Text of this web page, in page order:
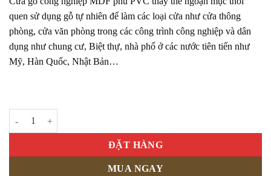
quen sử dụng gỗ tự nhiên để làm các loại cửa như cửa thông
phòng, cửa văn phòng trong các công trình công nghiệp và dân
dụng như chung cư, Biệt thự, nhà phố ở các nước tiên tiến như
Mỹ, Hàn Quốc, Nhật Bản…
Cửa gỗ công nghiệp MDF phủ PVC KD.1023 số lượng
ĐẶT HÀNG
MUA NGAY